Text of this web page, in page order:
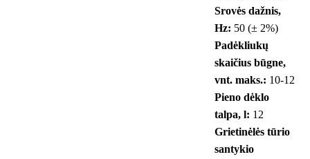
Srovės dažnis,
Hz: 50 (± 2%)
Padėkliukų
skaičius būgne,
vnt. maks.: 10-12
Pieno dėklo
talpa, l: 12
Grietinėlės tūrio
santykio